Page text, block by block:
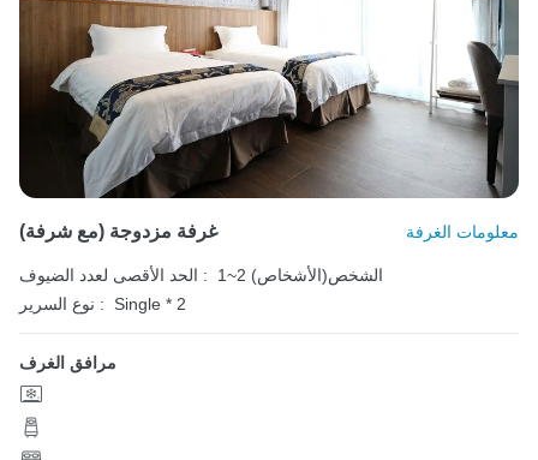
غرفة مزدوجة (مع شرفة) معلومات الغرفة
الحد الأقصى لعدد الضيوف :
1~2 الشخص(الأشخاص)
نوع السرير :
Single * 2
مرافق الغرف